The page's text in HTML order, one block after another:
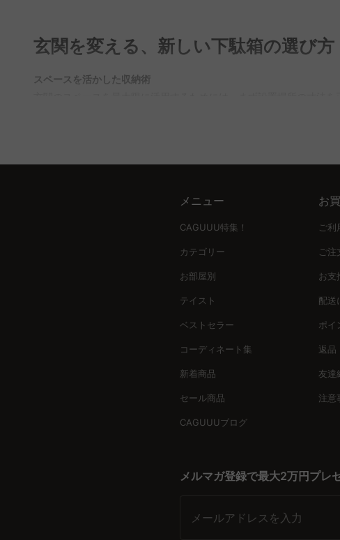
ぶと便利です。CAGUUUでは、多彩な収納オプションを提供してお
A. 靴を下駄箱にしまう際は、汚れをしっかり落とし、湿気を防ぐた
A. 下駄箱の上には、不安定なものや壊れやすいものは置かない方が
玄関を変える、新しい下駄箱の選び方
スペースを活かした収納術
高品質な素材で作られた下駄箱は、耐久性にも優れています。北欧
レビューも多く寄せられ、その信頼性は折り紙付き。 玄関の印象を
メニュー
CAGUUU特集！
カテゴリー
お部屋別
テイスト
ベストセラー
コーディネート集
新着商品
セール商品
CAGUUUブログ
お
ご利
ご注
お支
配送
ポイ
返品
友達
注意
メルマガ登録で最大2万円プレ
メールアドレスを入力